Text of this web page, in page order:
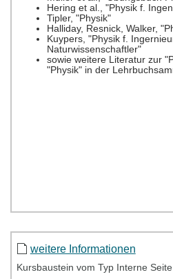
weitere Informationen
Kursbaustein vom Typ Interne Seite